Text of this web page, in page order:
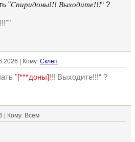
"Спиридоны!!! Выходите!!!“ ?
| Кому: Склеп
"[***доны]!!! Выходите!!!“ ?
| Кому: Всем